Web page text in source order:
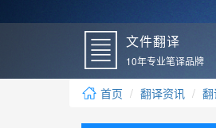
毕业证翻译
户口本翻译
学位证翻译
文件翻译
10年专业笔译品牌
首页 翻译资讯